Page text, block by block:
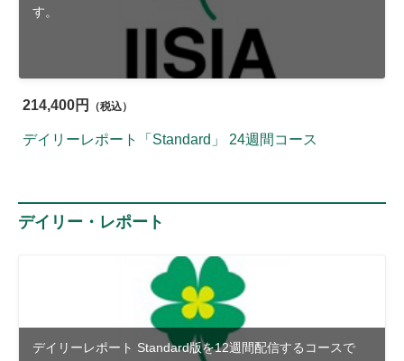
す。
214,400円 （税込）
デイリーレポート「Standard」 24週間コース
デイリー・レポート
デイリーレポート Standard版を12週間配信するコースで